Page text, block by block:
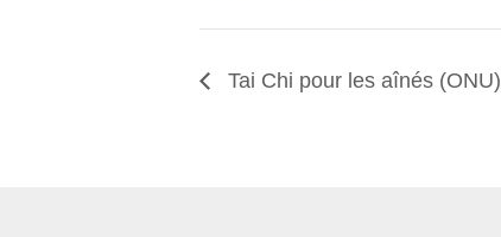
Tai Chi pour les aînés (ONU)